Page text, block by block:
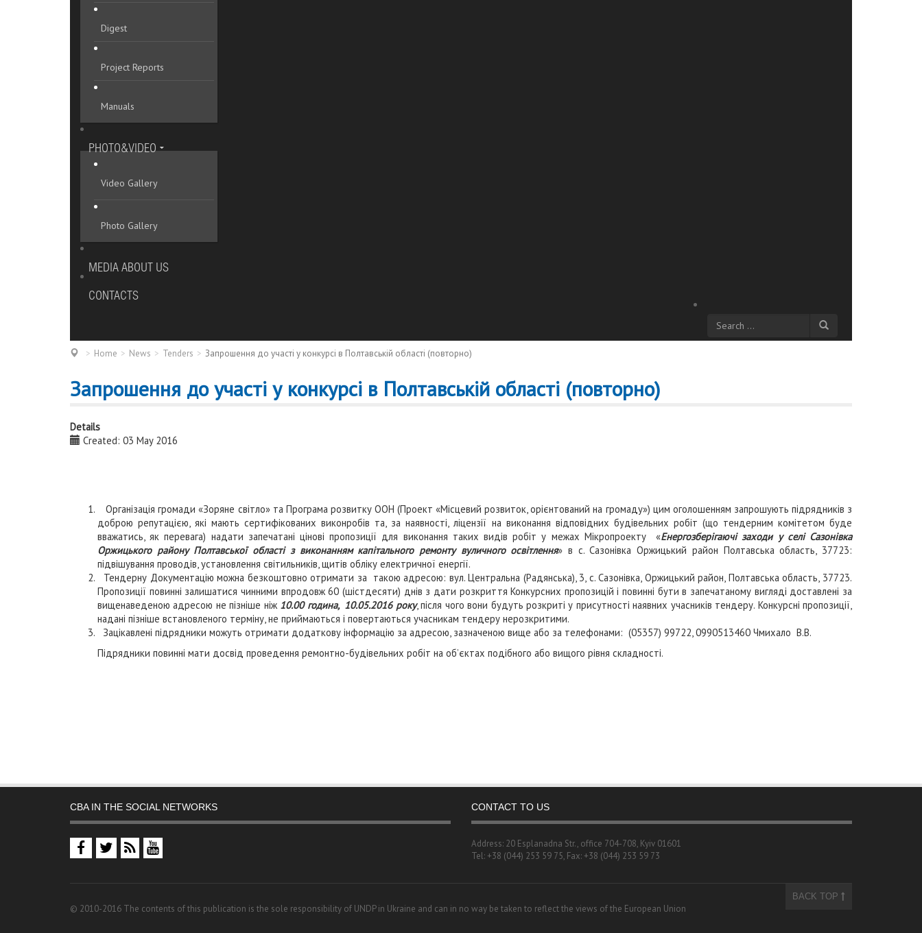
Digest
Project Reports
Manuals
PHOTO&VIDEO
Video Gallery
Photo Gallery
MEDIA ABOUT US
CONTACTS
Home News Tenders Запрошення до участі у конкурсі в Полтавській області (повторно)
Запрошення до участі у конкурсі в Полтавській області (повторно)
Details
Created: 03 May 2016
Організація громади «Зоряне світло» та Програма розвитку ООН (Проект «Місцевий розвиток, орієнтований на громаду») цим оголошенням запрошують підрядників з
доброю репутацією, які мають сертифікованих виконробів та, за наявності, ліцензії на виконання відповідних будівельних робіт (що тендерним комітетом буде
вважатись, як перевага) надати запечатані цінові пропозиції для виконання таких видів робіт у межах Мікропроекту «Енергозберігаючі заходи у селі Сазонівка
Оржицького району Полтавської області з виконанням капітального ремонту вуличного освітлення» в с. Сазонівка Оржицький район Полтавська область, 37723:
підвішування проводів, установлення світильників, щитів обліку електричної енергії.
Тендерну Документацію можна безкоштовно отримати за такою адресою: вул. Центральна (Радянська), 3, с. Сазонівка, Оржицький район, Полтавська область, 37723.
Пропозиції повинні залишатися чинними впродовж 60 (шістдесяти) днів з дати розкриття Конкурсних пропозицій і повинні бути в запечатаному вигляді доставлені за
вищенаведеною адресою не пізніше ніж 10.00 година, 10.05.2016 року, після чого вони будуть розкриті у присутності наявних учасників тендеру. Конкурсні пропозиції,
надані пізніше встановленого терміну, не приймаються і повертаються учасникам тендеру нерозкритими.
Зацікавлені підрядники можуть отримати додаткову інформацію за адресою, зазначеною вище або за телефонами: (05357) 99722, 0990513460 Чмихало В.В.
Підрядники повинні мати досвід проведення ремонтно-будівельних робіт на об’єктах подібного або вищого рівня складності.
CBA IN THE SOCIAL NETWORKS CONTACT TO US
Address: 20 Esplanadna Str., office 704-708, Kyiv 01601
Tel: +38 (044) 253 59 75, Fax: +38 (044) 253 59 73
BACK TOP
© 2010-2016 The contents of this publication is the sole responsibility of UNDP in Ukraine and can in no way be taken to reflect the views of the European Union